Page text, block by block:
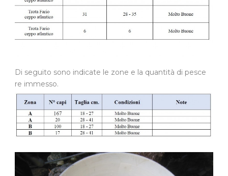
Di seguito sono indicate le zone e la quantità di pesce
re immesso.